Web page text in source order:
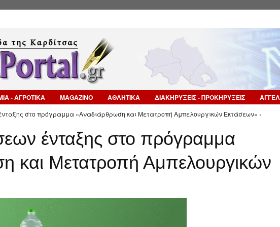
- ΑΓΡΟΤΙΚΑ MAGAZINO ΑΘΛΗΤΙΚΑ ΔΙΑΚΗΡΥΞΕΙΣ - ΠΡΟΚΗΡΥΞΕΙΣ
στο πρόγραμμα «Αναδιάρθρωση και Μετατροπή Αμπελουργικών Εκτάσεων» ›
ένταξης στο πρόγραμμα
και Μετατροπή Αμπελουργικών